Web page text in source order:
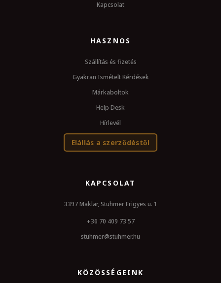
Kapcsolat
HASZNOS
Szállítás és fizetés
Gyakran Ismételt Kérdések
Márkaboltok
Help Desk
Hírlevél
Elállás a szerződéstől
KAPCSOLAT
3397 Maklar, Stuhmer Frigyes u. 1
+36 70 409 73 57
stuhmer@stuhmer.hu
KÖZÖSSÉGEINK